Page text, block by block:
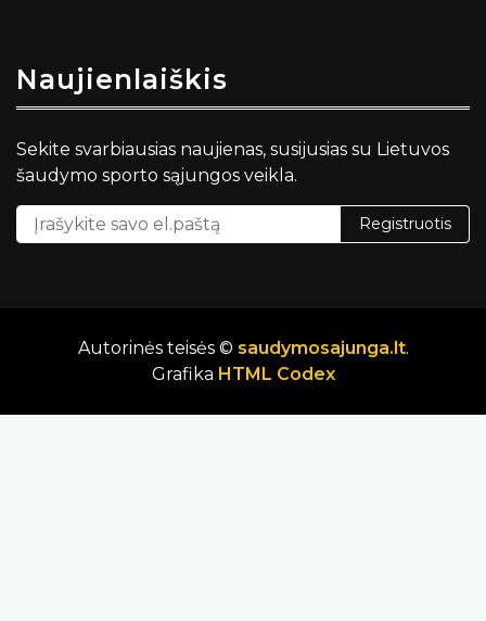
Naujienlaiškis
Sekite svarbiausias naujienas, susijusias su Lietuvos
šaudymo sporto sąjungos veikla.
Registruotis
Autorinės teisės © saudymosajunga.lt.
Grafika HTML Codex